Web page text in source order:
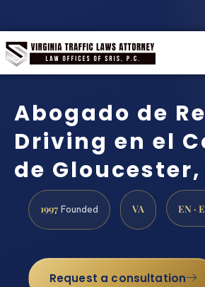
Abogado de
Driving en el
de Gloucester,
1997 Founded VA EN ·
Request a consultation